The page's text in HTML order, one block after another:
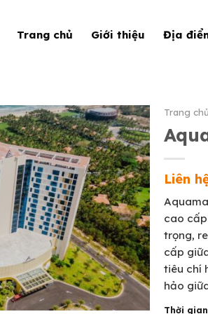
Trang chủ Giới thiệu Địa
Trang chủ
Liên
cao
trọng,
cấp
tiêu chí
hảo
Thời